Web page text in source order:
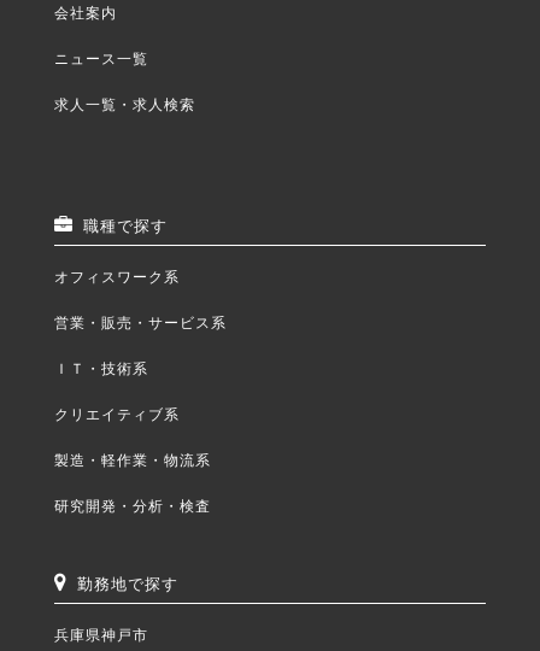
会社案内
ニュース一覧
求人一覧・求人検索
職種で探す
オフィスワーク系
営業・販売・サービス系
ＩＴ・技術系
クリエイティブ系
製造・軽作業・物流系
研究開発・分析・検査
勤務地で探す
兵庫県神戸市